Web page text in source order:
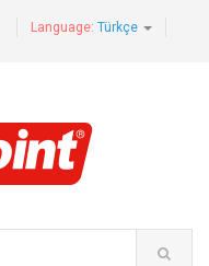
Language: Türkçe